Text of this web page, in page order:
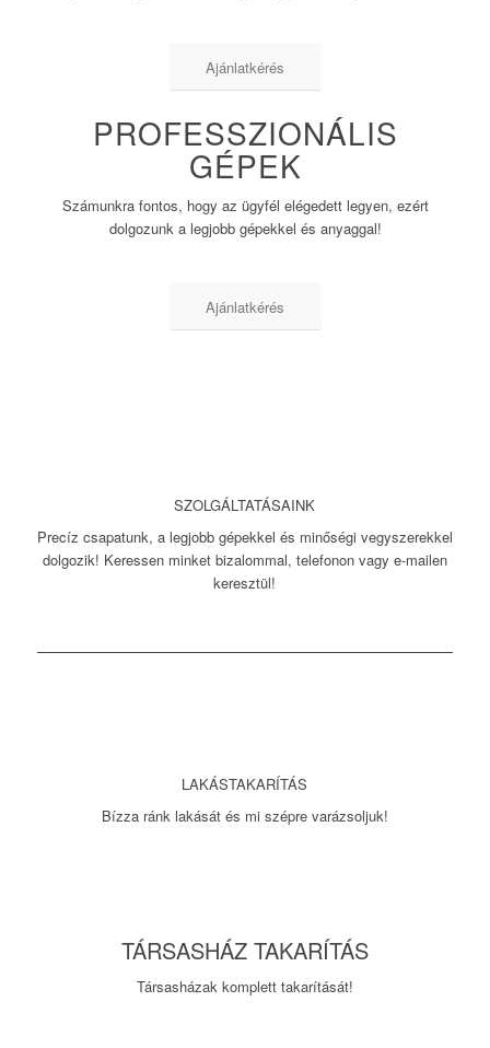
Ajánlatkérés
PROFESSZIONÁLIS
GÉPEK
Számunkra fontos, hogy az ügyfél elégedett legyen, ezért
dolgozunk a legjobb gépekkel és anyaggal!
Ajánlatkérés
SZOLGÁLTATÁSAINK
Precíz csapatunk, a legjobb gépekkel és minőségi vegyszerekkel
dolgozik! Keressen minket bizalommal, telefonon vagy e-mailen
keresztül!
LAKÁSTAKARÍTÁS
Bízza ránk lakását és mi szépre varázsoljuk!
TÁRSASHÁZ TAKARÍTÁS
Társasházak komplett takarítását!